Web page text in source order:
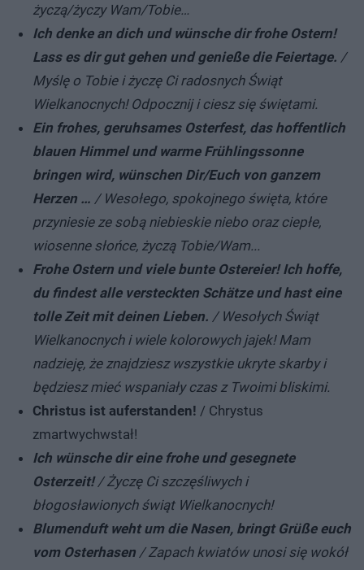
życzą/życzy Wam/Tobie…
Ich denke an dich und wünsche dir frohe Ostern!
Lass es dir gut gehen und genieße die Feiertage. /
Myślę o Tobie i życzę Ci radosnych Świąt
Wielkanocnych! Odpocznij i ciesz się świętami.
Ein frohes, geruhsames Osterfest, das hoffentlich
blauen Himmel und warme Frühlingssonne
bringen wird, wünschen Dir/Euch von ganzem
Herzen … / Wesołego, spokojnego święta, które
przyniesie ze sobą niebieskie niebo oraz ciepłe,
wiosenne słońce, życzą Tobie/Wam...
Frohe Ostern und viele bunte Ostereier! Ich hoffe,
du findest alle versteckten Schätze und hast eine
tolle Zeit mit deinen Lieben. / Wesołych Świąt
Wielkanocnych i wiele kolorowych jajek! Mam
nadzieję, że znajdziesz wszystkie ukryte skarby i
będziesz mieć wspaniały czas z Twoimi bliskimi.
Christus ist auferstanden! / Chrystus
zmartwychwstał!
Ich wünsche dir eine frohe und gesegnete
Osterzeit!/ Życzę Ci szczęśliwych i
błogosławionych świąt Wielkanocnych!
Blumenduft weht um die Nasen, bringt Grüße euch
vom Osterhasen / Zapach kwiatów unosi się wokół